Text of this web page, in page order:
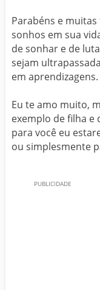
Parabéns e
sonhos em sua
de sonhar e de
sejam
em aprendizagens.
Eu te amo muito,
exemplo de filha e
para você eu
ou simplesmente